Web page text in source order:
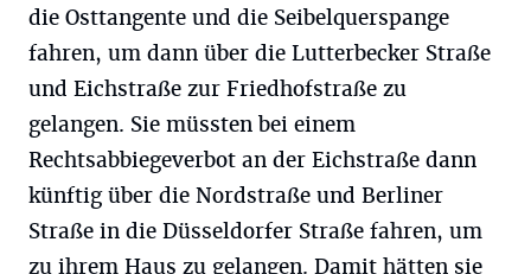
die Osttangente und die Seibelquerspange
fahren, um dann über die Lutterbecker Straße
und Eichstraße zur Friedhofstraße zu
gelangen. Sie müssten bei einem
Rechtsabbiegeverbot an der Eichstraße dann
künftig über die Nordstraße und Berliner
Straße in die Düsseldorfer Straße fahren, um
zu ihrem Haus zu gelangen. Damit hätten sie